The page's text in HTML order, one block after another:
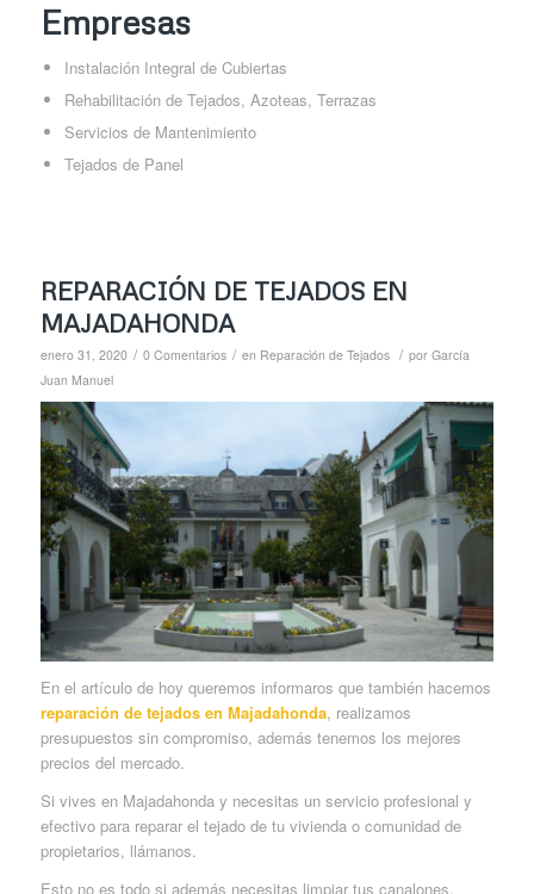
Empresas
Instalación Integral de Cubiertas
Rehabilitación de Tejados, Azoteas, Terrazas
Servicios de Mantenimiento
Tejados de Panel
REPARACIÓN DE TEJADOS EN
MAJADAHONDA
enero 31, 2020 / 0 Comentarios / en Reparación de Tejados / por García
Juan Manuel
En el artículo de hoy queremos informaros que también hacemos
reparación de tejados en Majadahonda, realizamos
presupuestos sin compromiso, además tenemos los mejores
precios del mercado.
Si vives en Majadahonda y necesitas un servicio profesional y
efectivo para reparar el tejado de tu vivienda o comunidad de
propietarios, llámanos.
Esto no es todo si además necesitas limpiar tus canalones,